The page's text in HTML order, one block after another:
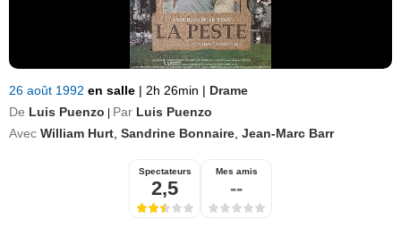
26 août 1992 en salle | 2h 26min | Drame
De Luis Puenzo Par Luis Puenzo
Avec William Hurt Sandrine Bonnaire Jean-Marc Barr
Spectateurs
2,5
Mes amis
--